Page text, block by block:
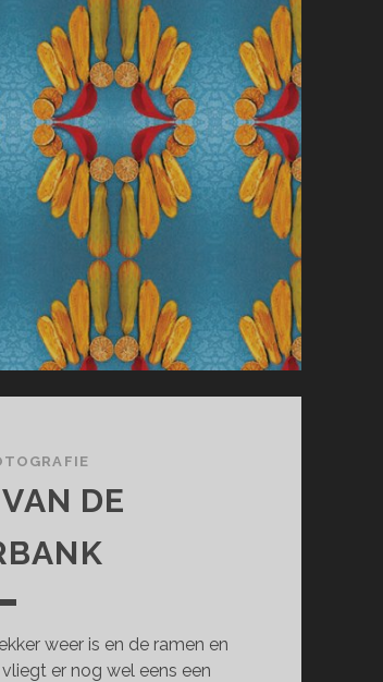
DE
weer is en de ramen en
er nog wel eens een